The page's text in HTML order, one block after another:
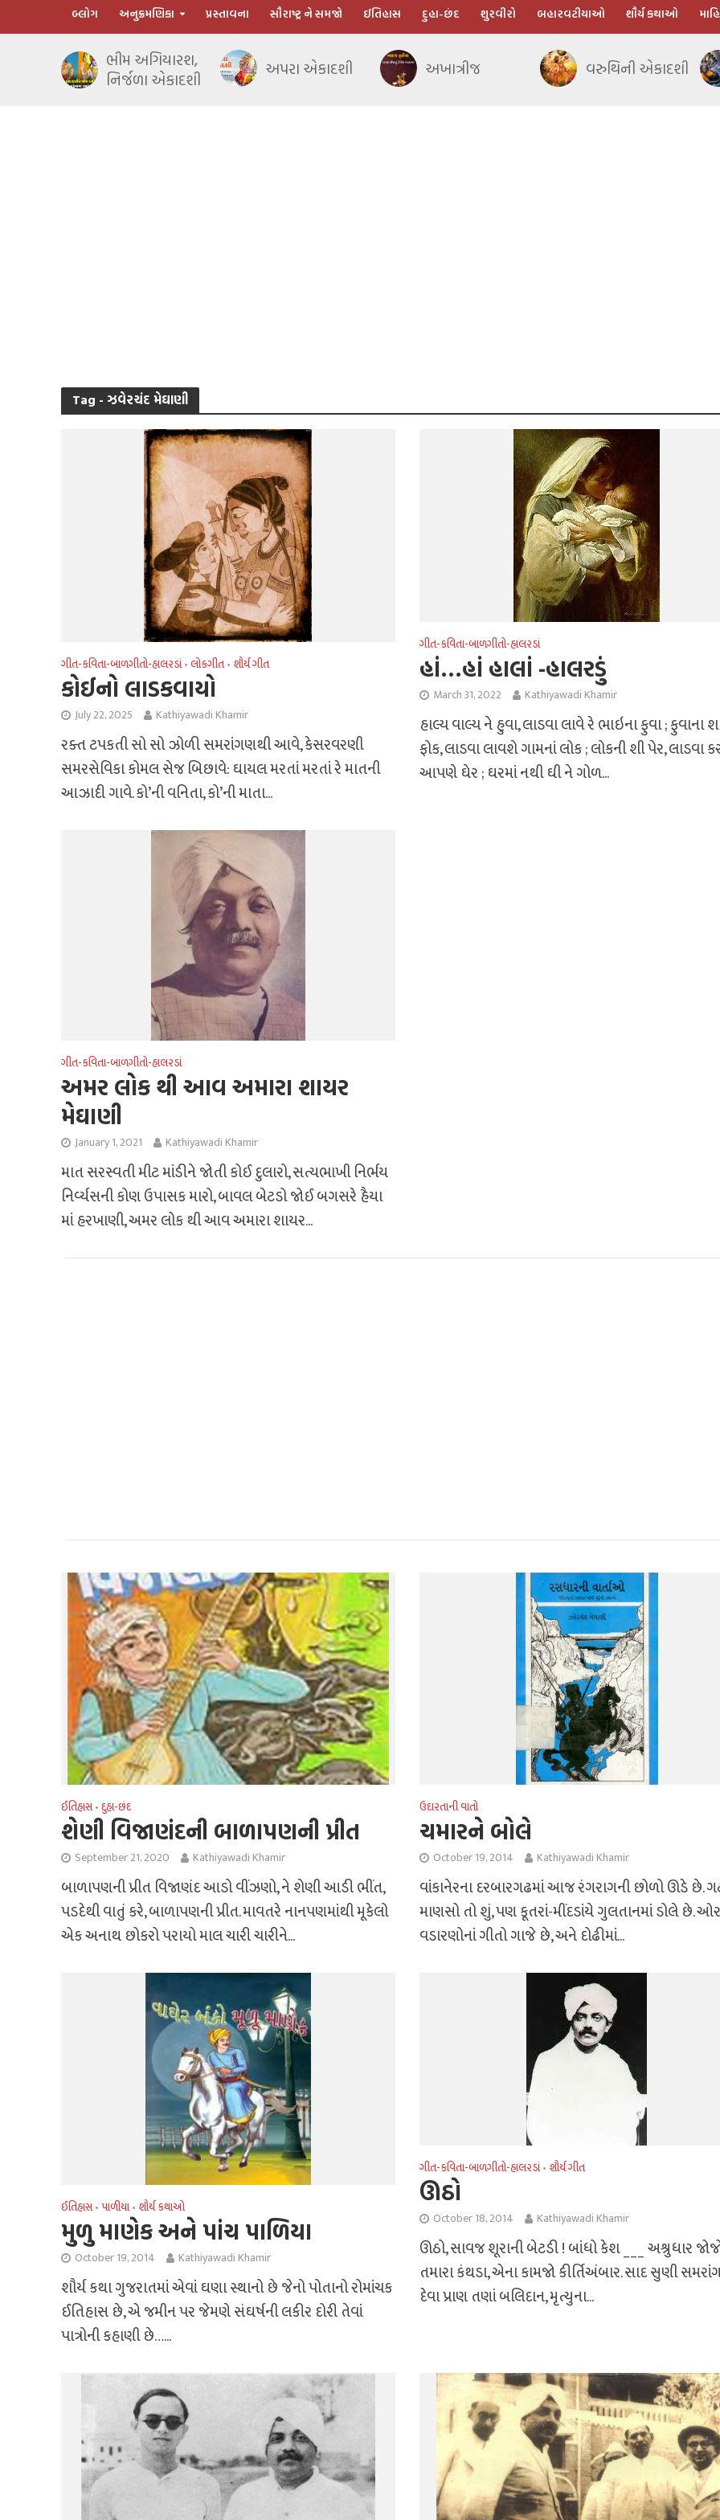
બ્લોગ અનુક્રમણિકા પ્રસ્તાવના સૌરાષ્ટ્ર ને સમજો ઈતિહાસ દુહા-છંદ શુરવીરો બહારવટીયાઓ શૌર્ય કથાઓ
ભીમ અગિયારશ,
નિર્જળા એકાદશી
અપરા એકાદશી અખાત્રીજ વરુથિની એકાદશી
Tag - ઝવેરચંદ મેઘાણી
ગીત-કવિતા-બાળગીતો-હાલરડાં •લોકગીત • શૌર્ય ગીત
કોઈનો લાડકવાયો
July 22, 2025 Kathiyawadi Khamir
રક્ત ટપકતી સો સો ઝોળી સમરાંગણથી આવે, કેસરવરણી
સમરસેવિકા કોમલ સેજ બિછાવે: ઘાયલ મરતાં મરતાં રે માતની
આઝાદી ગાવે. કો’ની વનિતા, કો’ની માતા...
ગીત-કવિતા-બાળગીતો-હાલરડાં
હાં…હાં હાલાં -હાલરડું
March 31, 2022 Kathiyawadi Khamir
હાલ્ય વાલ્ય ને હુવા, લાડવા લાવે રે ભાઇના ફુવા ; ફુવાના
ફોક, લાડવા લાવશે ગામનાં લોક ; લોકની શી પેર, લાડવા
આપણે ઘેર ; ઘરમાં નથી ઘી ને ગોળ...
ગીત-કવિતા-બાળગીતો-હાલરડાં
અમર લોક થી આવ અમારા શાયર
મેઘાણી
January 1, 2021 Kathiyawadi Khamir
માત સરસ્વતી મીટ માંડીને જોતી કોઈ દુલારો, સત્યભાખી નિર્ભય
નિર્વ્યસની કોણ ઉપાસક મારો, બાવલ બેટડો જોઈ બગસરે હૈયા
માં હરખાણી, અમર લોક થી આવ અમારા શાયર...
ઈતિહાસ • દુહા-છંદ
શેણી વિજાણંદની બાળાપણની પ્રીત
September 21, 2020 Kathiyawadi Khamir
બાળાપણની પ્રીત વિજાણંદ આડો વીંઝણો, ને શેણી આડી ભીંત,
પડદેથી વાતું કરે, બાળાપણની પ્રીત. માવતરે નાનપણમાંથી મૂકેલો
એક અનાથ છોકરો પરાયો માલ ચારી ચારીને...
ઉદારતાની વાતો
ચમારને બોલે
October 19, 2014 Kathiyawadi Khamir
વાંકાનેરના દરબારગઢમાં આજ રંગરાગની છોળો ઊડે છે.
માણસો તો શું, પણ કૂતરાં-મીંદડાંયે ગુલતાનમાં ડોલે છે.
વડારણોનાં ગીતો ગાજે છે, અને દોઢીમાં...
ઈતિહાસ •પાળીયા • શૌર્ય કથાઓ
મુળુ માણેક અને પાંચ પાળિયા
October 19, 2014 Kathiyawadi Khamir
શૌર્ય કથા ગુજરાતમાં એવાં ઘણા સ્થાનો છે જેનો પોતાનો રોમાંચક
ઈતિહાસ છે, એ જમીન પર જેમણે સંઘર્ષની લકીર દોરી તેવાં
પાત્રોની કહાણી છે…...
ગીત-કવિતા-બાળગીતો-હાલરડાં• શૌર્ય ગીત
ઊઠો
October 18, 2014 Kathiyawadi Khamir
ઊઠો, સાવજ શૂરાની બેટડી ! બાંધો કેશ ___ અશ્રુધાર
તમારા કંથડા, એના કામજો કીર્તિઅંબાર. સાદ સુણી
દેવા પ્રાણ તણાં બલિદાન, મૃત્યુના...